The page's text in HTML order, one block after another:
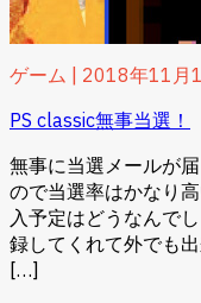
ゲーム | 2018年11月
PS classic無事当選！
無事に当選メールが
ので当選率はかなり
入予定はどうなんで
録してくれて外でも
[…]